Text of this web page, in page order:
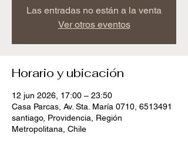
Las entradas no están a la venta
Ver otros eventos
Horario y ubicación
12 jun 2026, 17:00 – 23:50
Casa Parcas, Av. Sta. María 0710, 6513491
santiago, Providencia, Región
Metropolitana, Chile